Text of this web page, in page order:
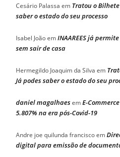
Cesário Palassa em Tratou o
saber o estado do seu processo
Isabel JoãoemINAAREES já
sem sair de casa
Hermegildo Joaquim da Silva em
Já podes saber o estado do seu
daniel magalhaesemE-
5.807% na era pós-Covid-19
Andre joe quilunda franciscoem
digital para emissão de